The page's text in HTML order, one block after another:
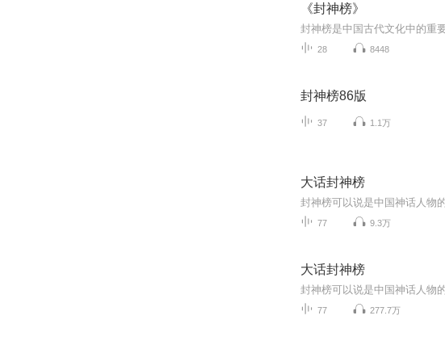
《封神榜》
28 8448
封神榜86版
37 1.1万
大话封神榜
77 9.3万
大话封神榜
77 277.7万